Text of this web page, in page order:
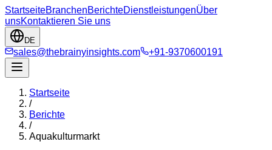
StartseiteBranchenBerichteDienstleistungenÜber
unsKontaktieren Sie uns
DE
sales@thebrainyinsights.com +91-9370600191
Startseite
/
Berichte
/
Aquakulturmarkt